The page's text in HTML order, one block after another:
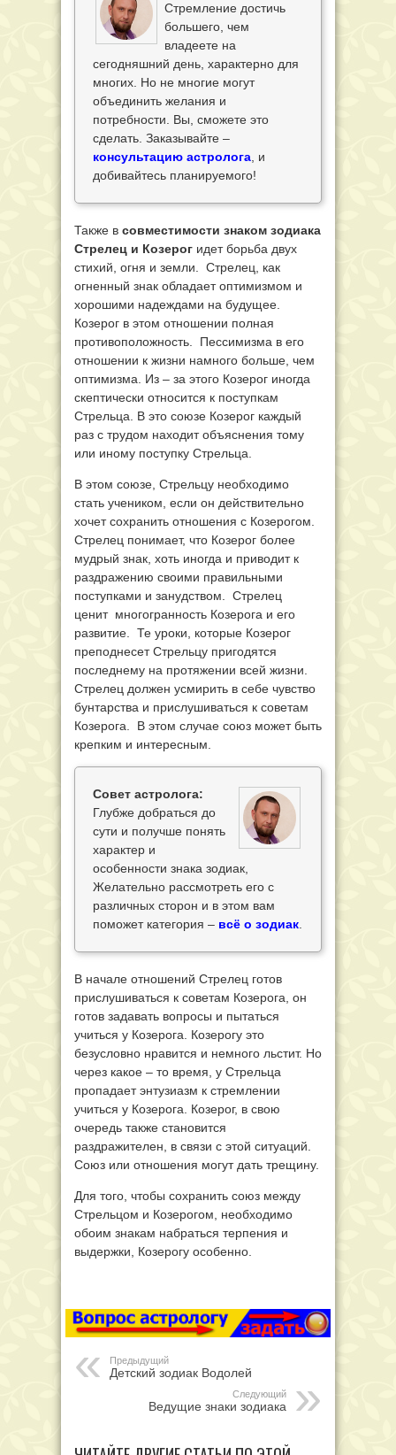
Стремление достичь
большего, чем
владеете на
сегодняшний день, характерно для
многих. Но не многие могут
объединить желания и
потребности. Вы, сможете это
сделать. Заказывайте –
консультацию астролога , и
добивайтесь планируемого!
Также в совместимости знаком зодиака
Стрелец и Козерог идет борьба двух
стихий, огня и земли. Стрелец, как
огненный знак обладает оптимизмом и
хорошими надеждами на будущее.
Козерог в этом отношении полная
противоположность. Пессимизма в его
отношении к жизни намного больше, чем
оптимизма. Из – за этого Козерог иногда
скептически относится к поступкам
Стрельца. В это союзе Козерог каждый
раз с трудом находит объяснения тому
или иному поступку Стрельца.
В этом союзе, Стрельцу необходимо
стать учеником, если он действительно
хочет сохранить отношения с Козерогом.
Стрелец понимает, что Козерог более
мудрый знак, хоть иногда и приводит к
раздражению своими правильными
поступками и занудством. Стрелец
ценит многогранность Козерога и его
развитие. Те уроки, которые Козерог
преподнесет Стрельцу пригодятся
последнему на протяжении всей жизни.
Стрелец должен усмирить в себе чувство
бунтарства и прислушиваться к советам
Козерога. В этом случае союз может быть
крепким и интересным.
Совет астролога:
Глубже добраться до
сути и получше понять
характер и
особенности знака зодиак,
Желательно рассмотреть его с
различных сторон и в этом вам
поможет категория – всё о зодиак
В начале отношений Стрелец готов
прислушиваться к советам Козерога, он
готов задавать вопросы и пытаться
учиться у Козерога. Козерогу это
безусловно нравится и немного льстит. Но
через какое – то время, у Стрельца
пропадает энтузиазм к стремлении
учиться у Козерога. Козерог, в свою
очередь также становится
раздражителен, в связи с этой ситуаций.
Союз или отношения могут дать трещину.
Для того, чтобы сохранить союз между
Стрельцом и Козерогом, необходимо
обоим знакам набраться терпения и
выдержки, Козерогу особенно.
Предыдущий
Детский зодиак Водолей
Следующий
Ведущие знаки зодиака